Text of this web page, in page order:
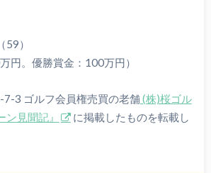
）
円。優勝賞金：100万円）
7-3 ゴルフ会員権売買の老舗(株)桜ゴル
見聞記』
に掲載したものを転載し